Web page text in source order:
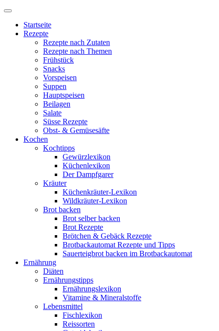
Startseite
Rezepte
Rezepte nach Zutaten
Rezepte nach Themen
Frühstück
Snacks
Vorspeisen
Suppen
Hauptspeisen
Beilagen
Salate
Süsse Rezepte
Obst- & Gemüsesäfte
Kochen
Kochtipps
Gewürzlexikon
Küchenlexikon
Der Dampfgarer
Kräuter
Küchenkräuter-Lexikon
Wildkräuter-Lexikon
Brot backen
Brot selber backen
Brot Rezepte
Brötchen & Gebäck Rezepte
Brotbackautomat Rezepte und Tipps
Sauerteigbrot backen im Brotbackautomat
Ernährung
Diäten
Ernährungstipps
Ernährungslexikon
Vitamine & Mineralstoffe
Lebensmittel
Fischlexikon
Reissorten